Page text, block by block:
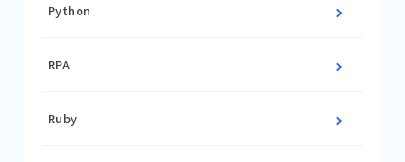
Python
RPA
Ruby